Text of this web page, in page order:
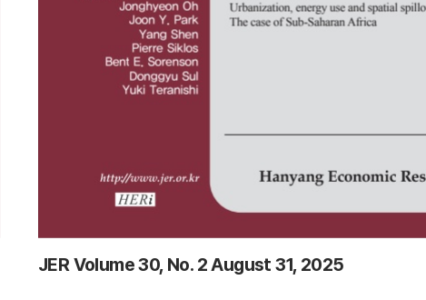
JER Volume 30, No. 2 August 31, 2025